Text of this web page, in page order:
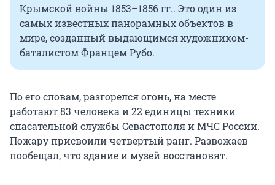
Крымской войны 1853–1856 гг.. Это один из
самых известных панорамных объектов в
мире, созданный выдающимся художником-
баталистом Францем Рубо.
По его словам, разгорелся огонь, на месте
работают 83 человека и 22 единицы техники
спасательной службы Севастополя и МЧС России.
Пожару присвоили четвертый ранг. Развожаев
пообещал, что здание и музей восстановят.